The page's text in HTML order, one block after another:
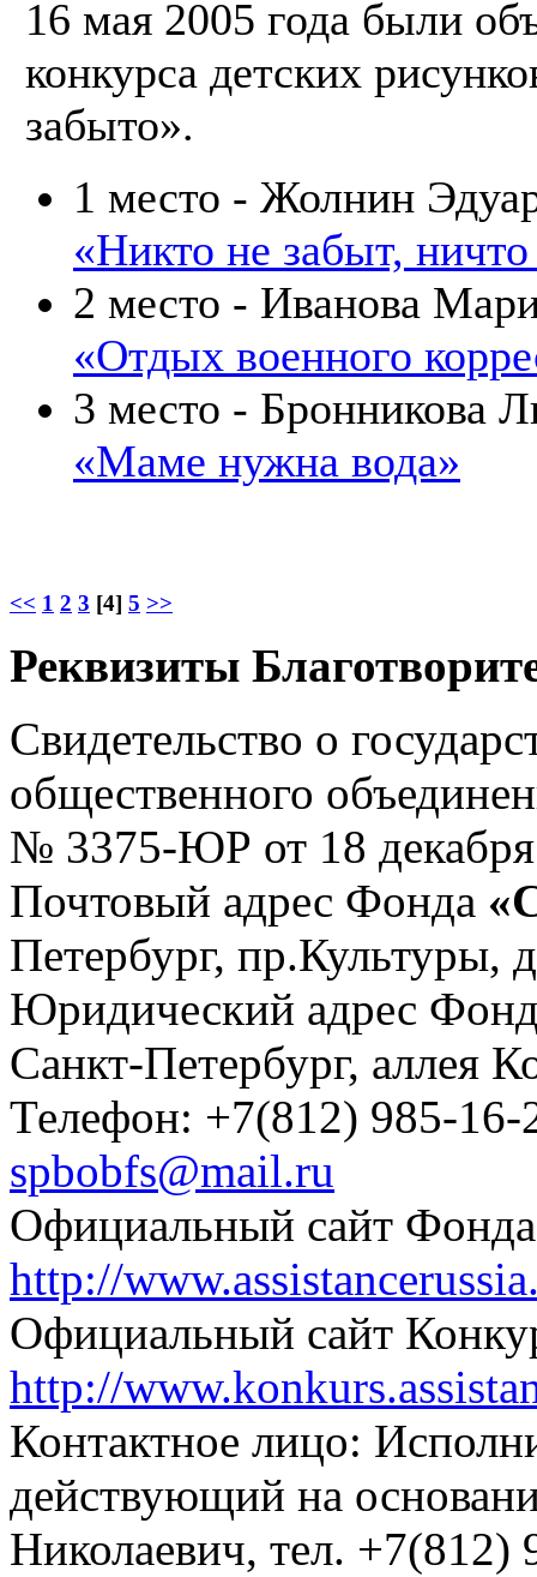
16 мая 2005 года были
конкурса детских
забыто».
1 место - Жолнин
«Никто не забыт,
2 место - Иванова
«Отдых военного
3 место - Бронникова
«Маме нужна вода»
<< 1 2 3 [4] 5 >>
Реквизиты
Свидетельство о
общественного
№ 3375-ЮР от 18 декабря
Почтовый адрес Фонда
Петербург, пр.Культуры,
Юридический адрес
Санкт-Петербург, аллея
Телефон: +7(812) 985-
spbobfs@mail.ru
Официальный сайт
http://
Официальный сайт
http://
Контактное лицо:
действующий на
Николаевич, тел. +7(812)